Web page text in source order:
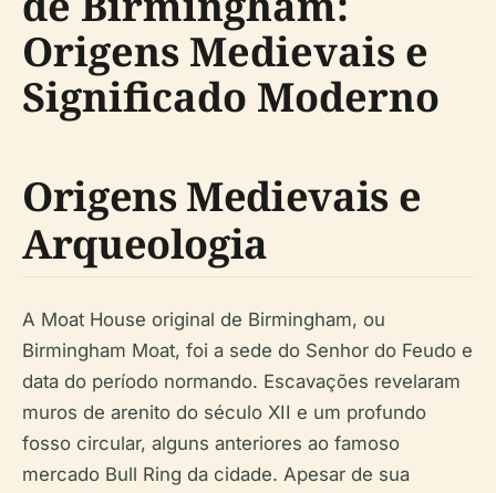
Origens Medievais e
Significado Moderno
Origens Medievais e
Arqueologia
A Moat House original de Birmingham, ou
Birmingham Moat, foi a sede do Senhor do Feudo e
data do período normando. Escavações revelaram
muros de arenito do século XII e um profundo
fosso circular, alguns anteriores ao famoso
mercado Bull Ring da cidade. Apesar de sua